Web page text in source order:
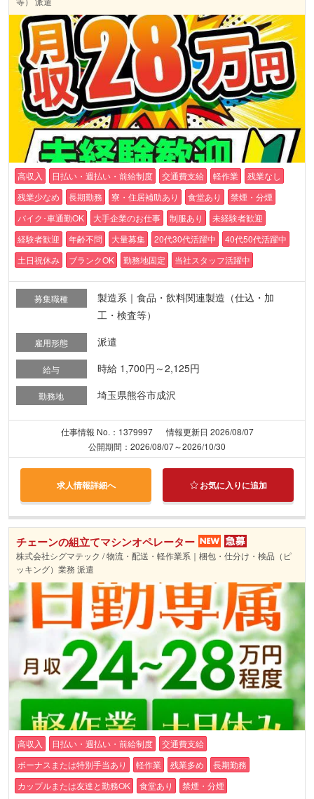
高収入 日払い・週払い・前給制度 交通費支給 軽作業
残業なし
残業少なめ
長期勤務 寮・住居補助あり 食堂あり
禁煙・分煙
バイク･車通勤OK
大手企業のお仕事 制服あり
未経験者歓迎
経験者歓迎
年齢不問 大量募集 20代30代活躍中
40代50代活躍中
土日祝休み
ブランクOK 勤務地固定 当社スタッフ活躍中
募集職種
製造系｜食品・飲料関連製造（仕込・加
工・検査等）
雇用形態 派遣
給与 時給 1,700円～2,125円
勤務地 埼玉県熊谷市成沢
仕事情報 No.：1379997
情報更新日 2026/08/07
公開期間：2026/08/07～2026/10/30
求人情報詳細へ お気に入りに追加
チェーンの組立てマシンオペレーター
株式会社シグマテック / 物流・配送・軽作業系｜梱包・仕分け・検品（ピ
ッキング）業務 派遣
高収入 日払い・週払い・前給制度
交通費支給
ボーナスまたは特別手当あり
軽作業 残業多め
長期勤務
カップルまたは友達と勤務OK
食堂あり
禁煙・分煙